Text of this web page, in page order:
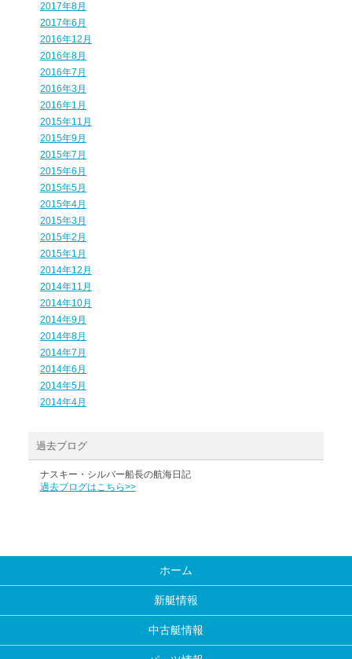
2017年8月
2017年6月
2016年12月
2016年8月
2016年7月
2016年3月
2016年1月
2015年11月
2015年9月
2015年7月
2015年6月
2015年5月
2015年4月
2015年3月
2015年2月
2015年1月
2014年12月
2014年11月
2014年10月
2014年9月
2014年8月
2014年7月
2014年6月
2014年5月
2014年4月
過去ブログ
ナスキー・シルバー船長の航海日記
過去ブログはこちら>>
ホーム
新艇情報
中古艇情報